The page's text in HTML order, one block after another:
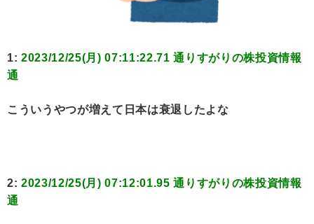
1: 2023/12/25(月) 07:11:22.71 通りすがりの株投資情報
通
こういうやつが増えて日本は衰退したよな
2: 2023/12/25(月) 07:12:01.95 通りすがりの株投資情報
通